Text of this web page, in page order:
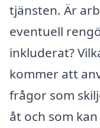
tjänsten. Är
eventuell
inkluderat?
kommer att
frågor som
åt och som